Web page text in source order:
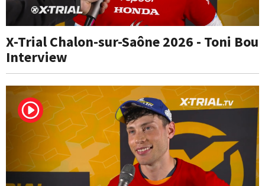
X-Trial Chalon-sur-Saône 2026 - Toni Bou
Interview